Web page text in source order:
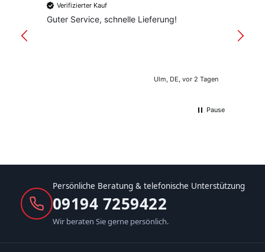
Verifizierter Kauf
Guter Service, schnelle Lieferung!
Ulm, DE, vor 2 Tagen
Pause
Persönliche Beratung & telefonische Unterstützung
09194 7259422
Wir beraten Sie gerne persönlich.